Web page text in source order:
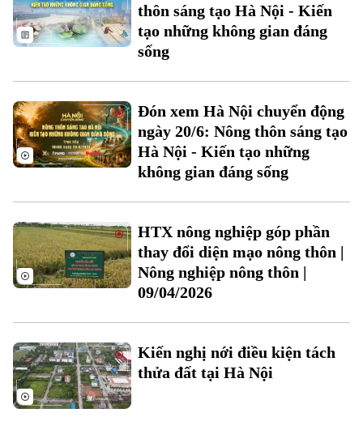
Xu hướng
thôn sáng tạo Hà Nội - Kiến
tạo những không gian đáng
sống
Đón xem Hà Nội chuyển động
ngày 20/6: Nông thôn sáng tạo
Hà Nội - Kiến tạo những
không gian đáng sống
HTX nông nghiệp góp phần
thay đổi diện mạo nông thôn |
Nông nghiệp nông thôn |
09/04/2026
Kiến nghị nới điều kiện tách
thửa đất tại Hà Nội